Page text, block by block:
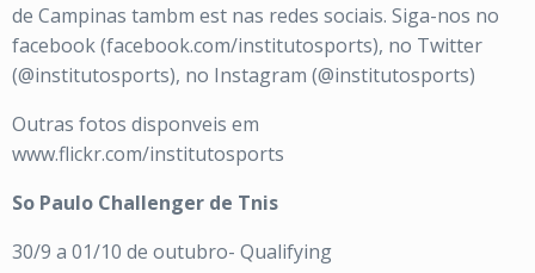
de Campinas tambm est nas redes sociais. Siga-nos no
facebook (facebook.com/institutosports), no Twitter
(@institutosports), no Instagram (@institutosports)
Outras fotos disponveis em
www.flickr.com/institutosports
So Paulo Challenger de Tnis
30/9 a 01/10 de outubro- Qualifying